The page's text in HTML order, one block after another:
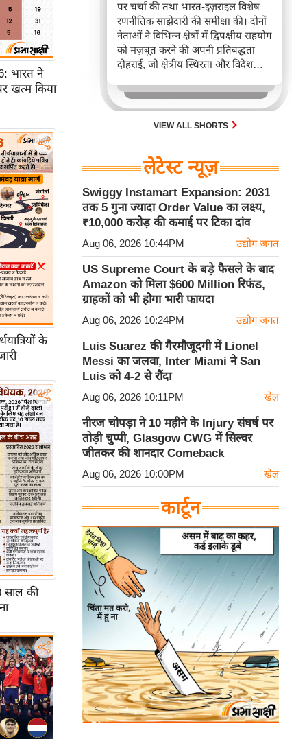
भारत ने
खत्म किया
के
साल की
पर चर्चा की तथा भारत-इज़राइल विशेष
रणनीतिक साझेदारी की समीक्षा की। दोनों
नेताओं ने विभिन्न क्षेत्रों में द्विपक्षीय सहयोग
को मज़बूत करने की अपनी प्रतिबद्धता
दोहराई, जो क्षेत्रीय स्थिरता और विदेश
करता है।
VIEW ALL SHORTS
लेटेस्ट न्यूज़
Swiggy Instamart Expansion: 2031
तक 5 गुना ज्यादा Order Value का लक्ष्य,
₹10,000 करोड़ की कमाई पर टिका दांव
Aug 06, 2026 10:44PM उद्योग जगत
US Supreme Court के बड़े फैसले के बाद
Amazon को मिला $600 Million रिफंड,
ग्राहकों को भी होगा भारी फायदा
Aug 06, 2026 10:24PM उद्योग जगत
Luis Suarez की गैरमौजूदगी में Lionel
Messi का जलवा, Inter Miami ने San
Luis को 4-2 से रौंदा
Aug 06, 2026 10:11PM खेल
नीरज चोपड़ा ने 10 महीने के Injury संघर्ष पर
तोड़ी चुप्पी, Glasgow CWG में सिल्वर
जीतकर की शानदार Comeback
Aug 06, 2026 10:00PM खेल
कार्टून